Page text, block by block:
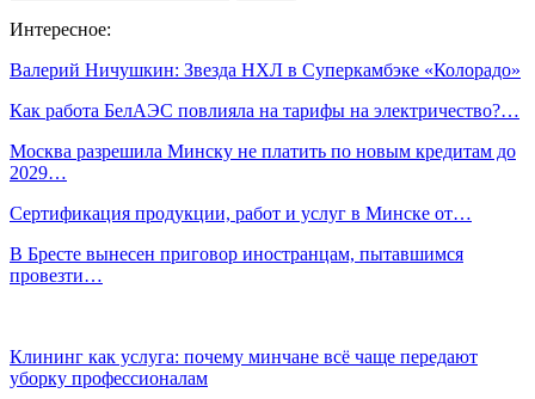
Интересное:
Валерий Ничушкин: Звезда НХЛ в Суперкамбэке «Колорадо»
Как работа БелАЭС повлияла на тарифы на электричество?…
Москва разрешила Минску не платить по новым кредитам до
2029…
Сертификация продукции, работ и услуг в Минске от…
В Бресте вынесен приговор иностранцам, пытавшимся
провезти…
Клининг как услуга: почему минчане всё чаще передают
уборку профессионалам